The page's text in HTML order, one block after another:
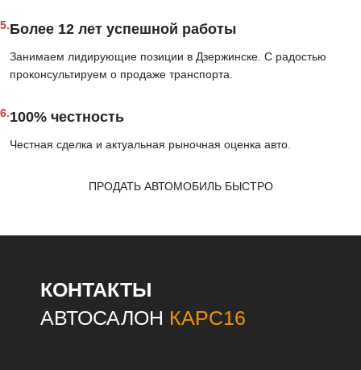
5.Более 12 лет успешной работы
Занимаем лидирующие позиции в Дзержинске. С радостью
проконсультируем о продаже транспорта.
6.100% честность
Честная сделка и актуальная рыночная оценка авто.
ПРОДАТЬ АВТОМОБИЛЬ БЫСТРО
КОНТАКТЫ
АВТОСАЛОН КАРС16